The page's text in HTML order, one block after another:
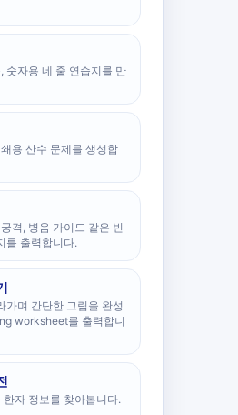
숫자용 네 줄 연습지를 만
용 산수 문제를 생성합
격, 병음 가이드 같은 빈
를 출력합니다.
가며 간단한 그림을 완성
worksheet를 출력합니
한자 정보를 찾아봅니다.